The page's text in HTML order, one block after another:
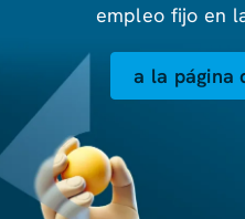
empleo fijo en
a la página